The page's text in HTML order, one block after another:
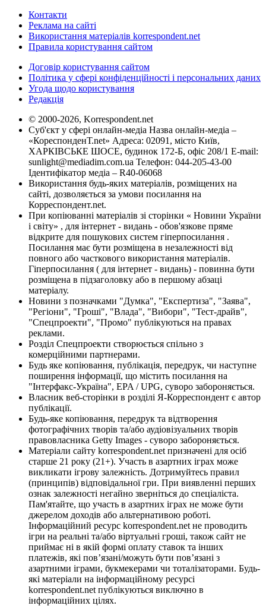
Контакти
Реклама на сайті
Використання матеріалів korrespondent.net
Правила користування сайтом
Договір користування сайтом
Політика у сфері конфіденційності і персональних даних
Угода щодо користування
Редакція
© 2000-2026, Korrespondent.net
Суб'єкт у сфері онлайн-медіа Назва онлайн-медіа –
«КореспонденТ.net» Адреса: 02091, місто Київ,
ХАРКІВСЬКЕ ШОСЕ, будинок 172-Б, офіс 208/1 E-mail:
sunlight@mediadim.com.ua Телефон: 044-205-43-00
Ідентифікатор медіа – R40-06068
Використання будь-яких матеріалів, розміщених на
сайті, дозволяється за умови посилання на
Корреспондент.net.
При копіюванні матеріалів зі сторінки « Новини України
і світу» , для інтернет - видань - обов'язкове пряме
відкрите для пошукових систем гіперпосилання .
Посилання має бути розміщена в незалежності від
повного або часткового використання матеріалів.
Гіперпосилання ( для інтернет - видань) - повинна бути
розміщена в підзаголовку або в першому абзаці
матеріалу.
Новини з позначками "Думка", "Експертиза", "Заява",
"Регіони", "Гроші", "Влада", "Вибори", "Тест-драйв",
"Спецпроекти", "Промо" публікуються на правах
реклами.
Розділ Спецпроекти створюється спільно з
комерційними партнерами.
Будь яке копіювання, публікація, передрук, чи наступне
поширення інформації, що містить посилання на
"Інтерфакс-Україна", EPA / UPG, суворо забороняється.
Власник веб-сторінки в розділі Я-Корреспондент є автор
публікації.
Будь-яке копіювання, передрук та відтворення
фотографічних творів та/або аудіовізуальних творів
правовласника Getty Images - суворо забороняється.
Матеріали сайту korrespondent.net призначені для осіб
старше 21 року (21+). Участь в азартних іграх може
викликати ігрову залежність. Дотримуйтесь правил
(принципів) відповідальної гри. При виявленні перших
ознак залежності негайно зверніться до спеціаліста.
Пам'ятайте, що участь в азартних іграх не може бути
джерелом доходів або альтернативою роботі.
Інформаційний ресурс korrespondent.net не проводить
ігри на реальні та/або віртуальні гроші, також сайт не
приймає ні в якій формі оплату ставок та інших
платежів, які пов’язані/можуть бути пов’язані з
азартними іграми, букмекерами чи тоталізаторами. Будь-
які матеріали на інформаційному ресурсі
korrespondent.net публікуються виключно в
інформаційних цілях.